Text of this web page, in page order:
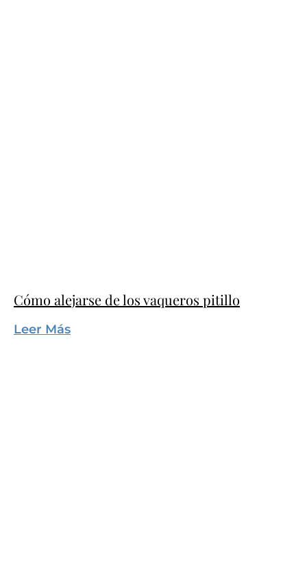
Cómo alejarse de los vaqueros pitillo
Leer Más